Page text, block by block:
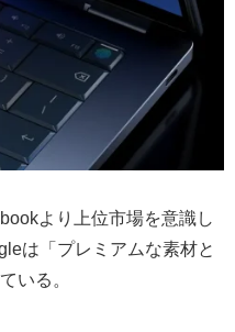
より上位市場を意識し
は「プレミアムな素材と
いる。